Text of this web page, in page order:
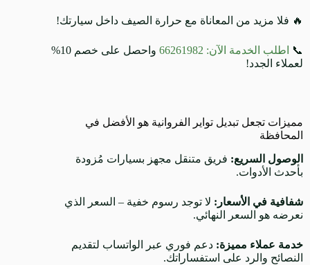
🔥 فلا مزيد من المعاناة مع حرارة الصيف داخل سيارتك!
📞 اطلب الخدمة الآن: 66261982
واحصل على خصم 10%
لعملاء الجدد!
مميزات تجعل تبديل تواير الفروانية هو الأفضل في
المحافظة
الوصول السريع: فريق متنقل مجهز بسيارات مُزودة
بأحدث الأدوات.
شفافية في الأسعار: لا توجد رسوم خفية – السعر الذي
نعرضه هو السعر النهائي.
خدمة عملاء مميزة: دعم فوري عبر الواتساب لتقديم
النصائح والرد على استفساراتك.